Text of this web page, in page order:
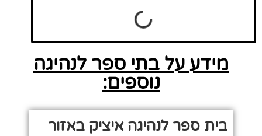
מידע על בתי ספר לנהיגה
נוספים:
בית ספר לנהיגה איציק באזור